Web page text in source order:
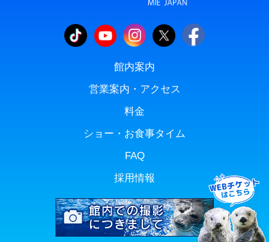
館内案内
営業案内・アクセス
料金
ショー・お食事タイム
FAQ
採用情報